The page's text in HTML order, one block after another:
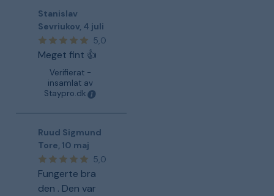
Stanislav
Sevriukov, 4 juli
5,0
Meget fint 👍
Verifierat -
insamlat av
Staypro.dk
Ruud Sigmund
Tore, 10 maj
5,0
Fungerte bra
den . Den var